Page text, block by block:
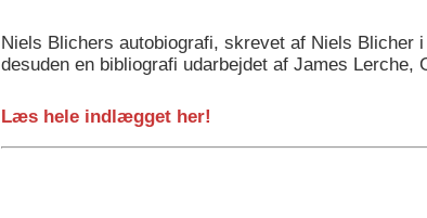
Niels Blichers autobiografi, skrevet af Niels Blicher
desuden en bibliografi udarbejdet af James Lerche,
Læs hele indlægget her!